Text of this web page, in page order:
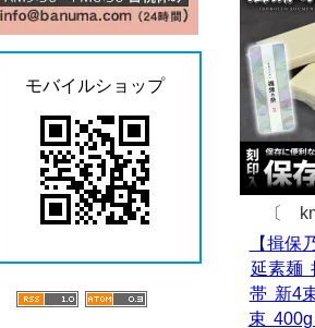
〔
【揖保
延素麺
帯 新4
束
モバイルショップ